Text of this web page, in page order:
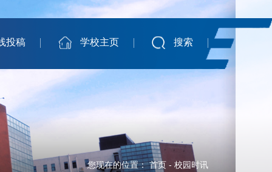
投稿 学校主页 搜索
您现在的位置： 首页 -校园时讯